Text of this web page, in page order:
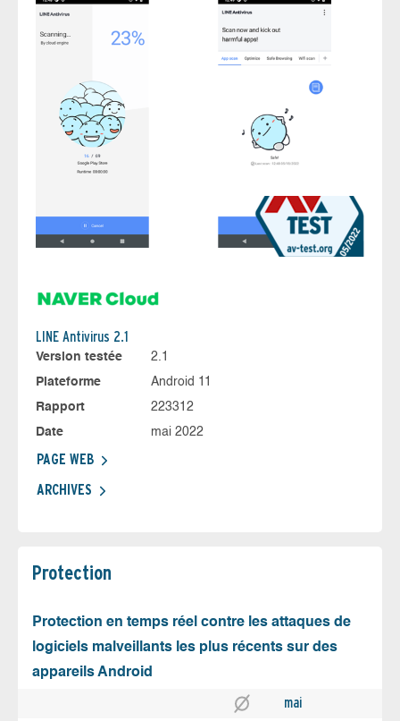
LINE Antivirus 2.1
Version testée
2.1
Plateforme
Android 11
Rapport
223312
Date
mai 2022
PAGE WEB
ARCHIVES
Protection
Protection en temps réel contre les attaques de
logiciels malveillants les plus récents sur des
appareils Android
mai